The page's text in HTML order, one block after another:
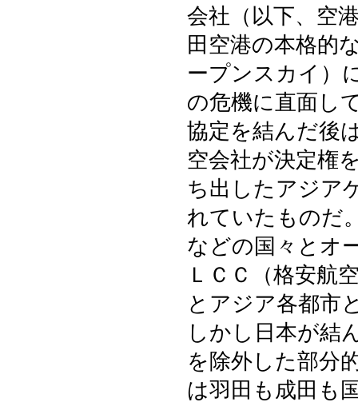
会社（以下、空
田空港の本格的
ープンスカイ）
の危機に直面し
協定を結んだ後
空会社が決定権
ち出したアジア
れていたものだ
などの国々とオ
ＬＣＣ（格安航
とアジア各都市
しかし日本が結
を除外した部分
は羽田も成田も